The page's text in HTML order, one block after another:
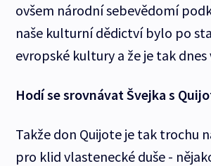
ovšem národní sebevědomí
naše kulturní dědictví bylo po
evropské kultury a že je tak
Hodí se srovnávat Švejka s
Takže don Quijote je tak trochu
pro klid vlastenecké duše -